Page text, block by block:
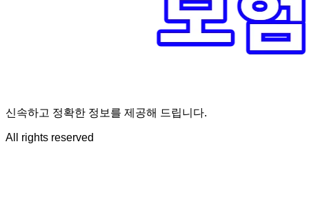
신속하고 정확한 정보를 제공해 드립니다.
All rights reserved